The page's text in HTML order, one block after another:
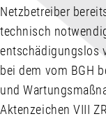
Netzbetreiber
technisch
entschädigungslos
bei dem vom BGH
und
Aktenzeichen VIII